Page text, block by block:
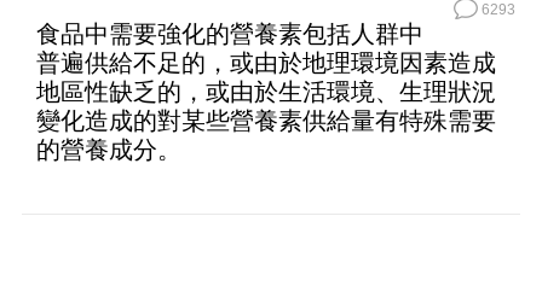
6293
食品中需要強化的營養素包括人群中
普遍供給不足的，或由於地理環境因素造成
地區性缺乏的，或由於生活環境、生理狀況
變化造成的對某些營養素供給量有特殊需要
的營養成分。